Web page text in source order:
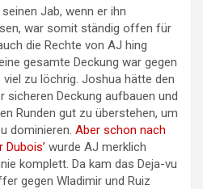
Jab, wenn er ihn
war somit ständig offen für
die Rechte von AJ hing
gesamte Deckung war gegen
zu löchrig. Joshua hätte den
sicheren Deckung aufbauen und
Runden gut zu überstehen, um
dominieren. Aber schon nach
wurde AJ merklich
komplett. Da kam das Deja-vu
gegen Wladimir und Ruiz